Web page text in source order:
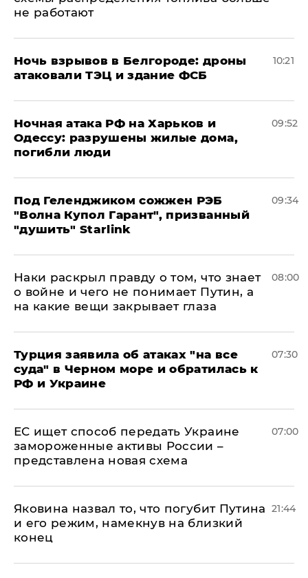
не работают
​Ночь взрывов в Белгороде: дроны
атаковали ТЭЦ и здание ФСБ
10:21
​Ночная атака РФ на Харьков и
Одессу: разрушены жилые дома,
погибли люди
09:52
Под Геленджиком сожжен РЭБ
"Волна Купол Гарант", призванный
"душить" Starlink
09:34
Наки раскрыл правду о том, что знает
о войне и чего не понимает Путин, а
на какие вещи закрывает глаза
08:00
Турция заявила об атаках "на все
суда" в Черном море и обратилась к
РФ и Украине
07:30
ЕС ищет способ передать Украине
замороженные активы России –
представлена новая схема
07:00
Яковина назвал то, что погубит Путина
и его режим, намекнув на близкий
конец
21:44